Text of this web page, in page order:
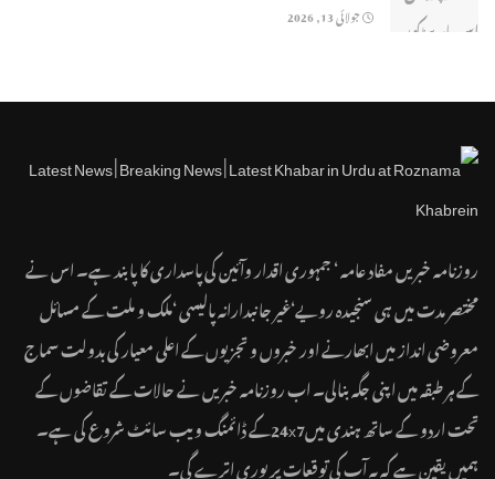
جولائی 13, 2026
روزنامہ خبریں مفاد عامہ ‘ جمہوری اقدار وآئین کی پاسداری کا پابند ہے۔ اس نے
مختصر مدت میں ہی سنجیدہ رویے‘غیر جانبدارانہ پالیسی ‘ملک و ملت کے مسائل
معروضی انداز میں ابھارنے اور خبروں و تجزیوں کے اعلی معیار کی بدولت سماج
کے ہر طبقہ میں اپنی جگہ بنالی۔ اب روزنامہ خبریں نے حالات کے تقاضوں کے
تحت اردو کے ساتھ ہندی میں24x7کے ڈائمنگ ویب سائٹ شروع کی ہے۔
ہمیں یقین ہے کہ یہ آپ کی توقعات پر پوری اترے گی۔